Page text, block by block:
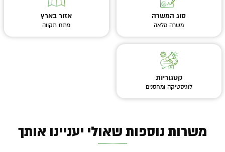
סוג המשרה
משרה מלאה
אזור בארץ
פתח תקווה
קטגוריות
לוגיסטיקה ומחסנים
משרות נוספות שאולי יעניינו אותך